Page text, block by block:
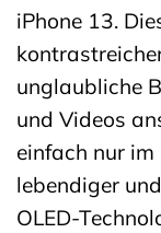
iPhone 13.
unglaubliche
und Videos
einfach nur
lebendiger
OLED-